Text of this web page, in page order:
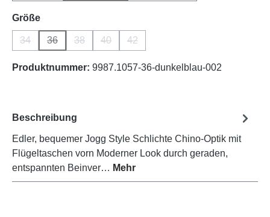
Größeauswählen
34
(Diese Option ist zurzeit nicht verfügbar.)
36
(Diese Option ist zurzeit nicht verfügbar.)
38 40 42
Produktnummer: 9987.1057-36-dunkelblau-002
Beschreibung
Edler, bequemer Jogg Style Schlichte Chino-Optik mit
Flügeltaschen vorn Moderner Look durch geraden,
entspannten Beinver… Mehr